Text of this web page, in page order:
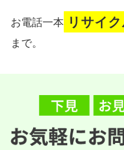
お電話一本 リサイ
まで。